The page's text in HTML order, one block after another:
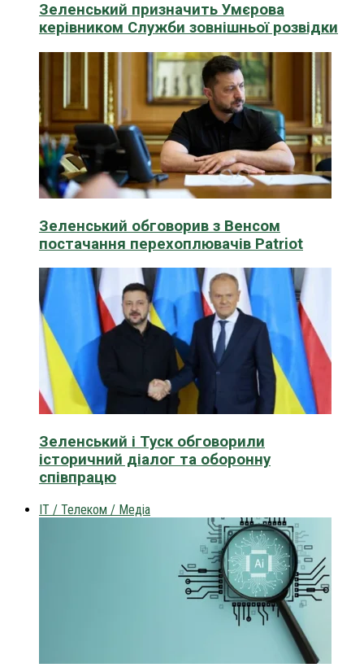
Зеленський призначить Умєрова
керівником Служби зовнішньої розвідки
Зеленський обговорив з Венсом
постачання перехоплювачів Patriot
Зеленський і Туск обговорили
історичний діалог та оборонну
співпрацю
IT / Телеком / Медіа